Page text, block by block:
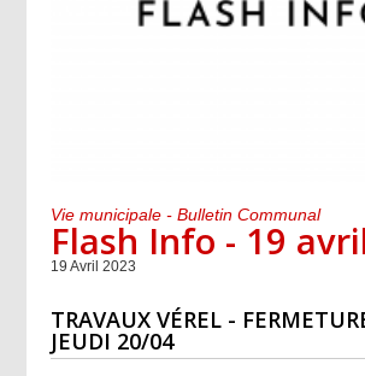
Vie municipale - Bulletin Communal
Flash Info - 19
19 Avril 2023
TRAVAUX VÉREL -
JEUDI 20/04